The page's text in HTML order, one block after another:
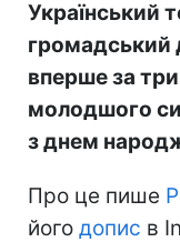
Український
громадський
вперше за
молодшого
з днем
Про це пише
його допис в